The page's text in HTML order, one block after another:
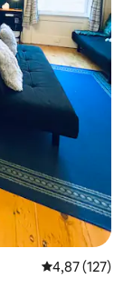
4,87 de uma
4,87 (127)